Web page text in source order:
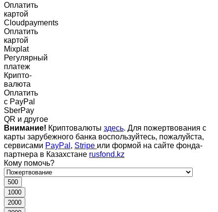
Оплатить
картой
Cloudpayments
Оплатить
картой
Mixplat
Регулярный
платеж
Крипто-
валюта
Оплатить
c PayPal
SberPay
QR и другое
Внимание! Криптовалюты здесь. Для пожертвования с
карты зарубежного банка воспользуйтесь, пожалуйста,
сервисами PayPal , Stripe или формой на сайте фонда-
партнера в Казахстане rusfond.kz
Кому помочь?
500
1000
2000